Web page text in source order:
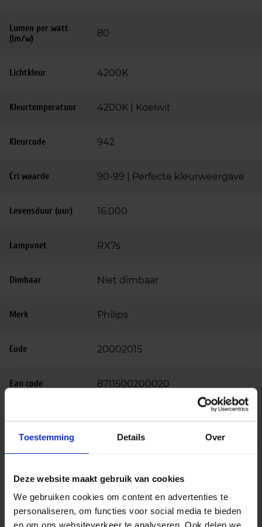
Toestemming Details Over
Deze website maakt gebruik van cookies
We gebruiken cookies om content en advertenties te
personaliseren, om functies voor social media te bieden
en om ons websiteverkeer te analyseren. Ook delen we
Lumen per watt
(lm/w)
80
Lichtkleur 4200K
Kleurtemperatuur 4200K | Koelwit
Kleurcode 942
Cri waarde 90-99 | Perfecte kleurweergave
Levensduur (uur) 16.000
Lampvoet RX7s
Dimbaar Niet dimbaar
Merk Philips
Code 20002015
Ean code 8711500200020
Fabrikantnaam
MASTERC CDM-TD 70W/942
Beschrijving
De Philips MasterColour CDM-TD vervangt een
kwartsmetaal lamp die de MHN(W)-TD lampen